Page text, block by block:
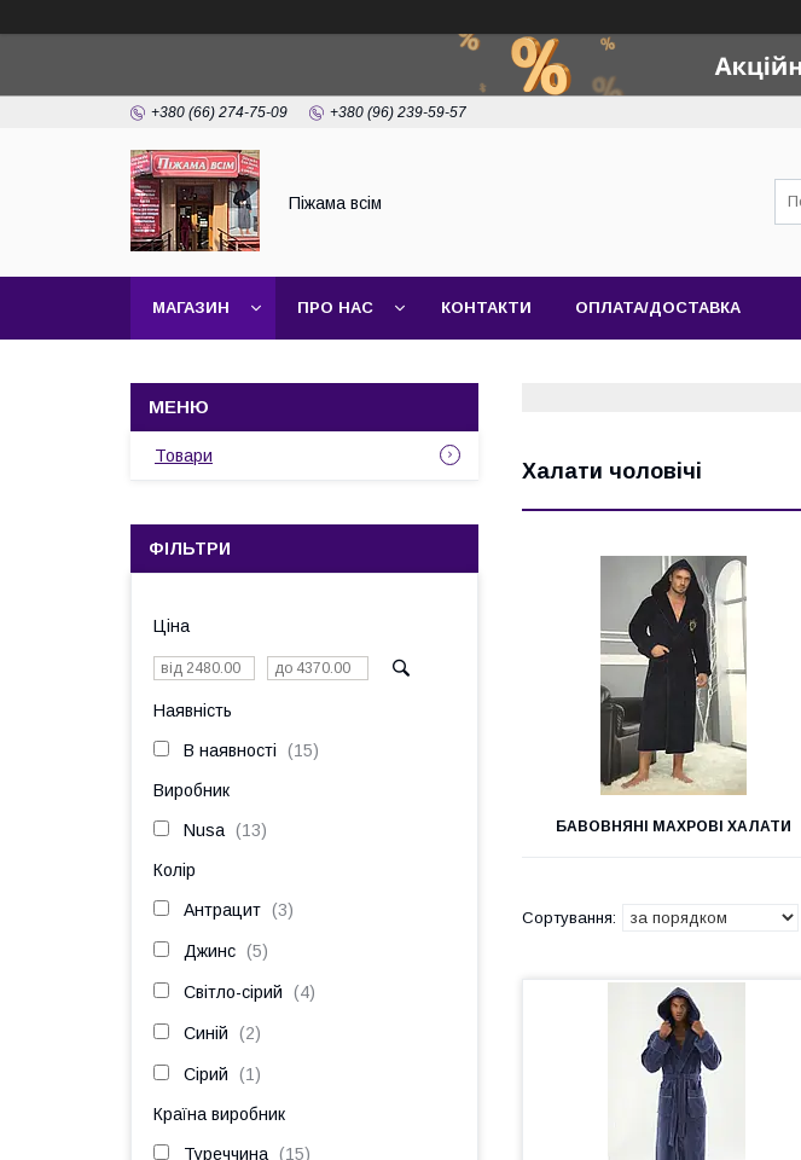
+380 (66) 274-75-09 +380 (96) 239-59-57
Піжама всім
МАГАЗИН ПРО НАС КОНТАКТИ ОПЛАТА/ДОСТАВКА
Халати чоловічі
БАВОВНЯНІ МАХРОВІ ХАЛАТИ
Товари
ФІЛЬТРИ
Ціна
Наявність
В наявності 15
Виробник
Nusa 13
Колір
Антрацит 3
Джинс 5
Світло-сірий 4
Синій 2
Сірий 1
Країна виробник
Туреччина 15